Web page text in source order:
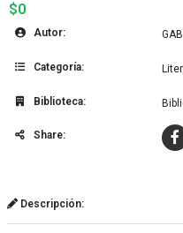
$0
Autor:
Categoría:
Biblioteca:
Share:
Descripción: